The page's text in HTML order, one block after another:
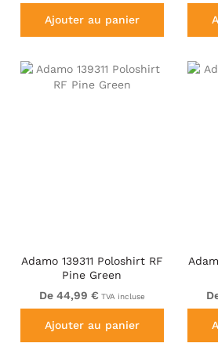
Ajouter au panier
Adamo 139311 Poloshirt RF
Pine Green
De 44,99 € TVA incluse
Ajouter au panier